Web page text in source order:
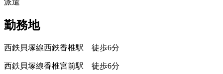
派遣
勤務地
西鉄貝塚線西鉄香椎駅 徒歩6分
西鉄貝塚線香椎宮前駅 徒歩6分